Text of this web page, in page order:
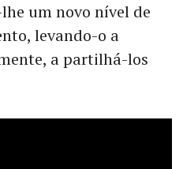
um novo nível de
levando-o a
a partilhá-los